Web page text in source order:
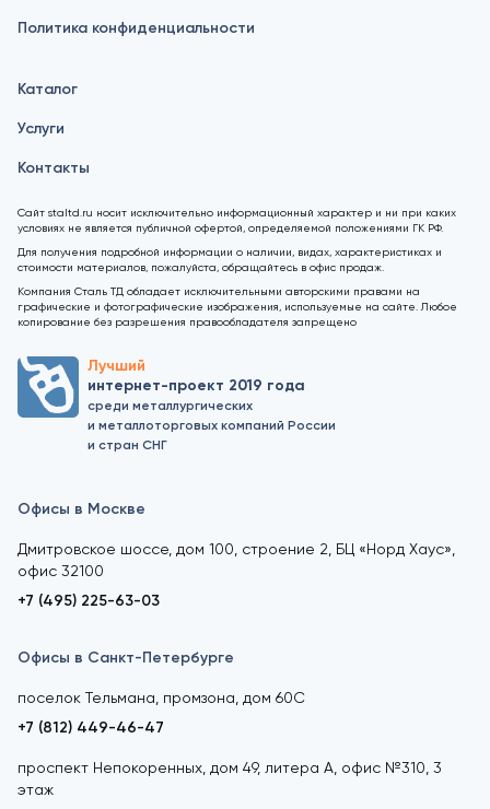
Политика конфиденциальности
Каталог
Услуги
Контакты
Сайт staltd.ru носит исключительно информационный характер и ни при каких
условиях не является публичной офертой, определяемой положениями ГК РФ.
Для получения подробной информации о наличии, видах, характеристиках и
стоимости материалов, пожалуйста, обращайтесь в офис продаж.
Компания Сталь ТД обладает исключительными авторскими правами на
графические и фотографические изображения, используемые на сайте. Любое
копирование без разрешения правообладателя запрещено
Лучший
интернет-проект 2019 года
среди металлургических
и металлоторговых компаний России
и стран СНГ
Офисы в Москве
Дмитровское шоссе, дом 100, строение 2, БЦ «Норд Хаус»,
офис 32100
+7 (495) 225-63-03
Офисы в Санкт-Петербурге
поселок Тельмана, промзона, дом 60С
+7 (812) 449-46-47
проспект Непокоренных, дом 49, литера А, офис №310, 3
этаж